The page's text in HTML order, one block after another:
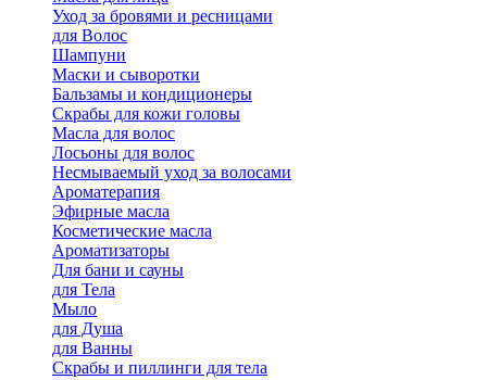
Уход за бровями и ресницами
для Волос
Шампуни
Маски и сыворотки
Бальзамы и кондиционеры
Скрабы для кожи головы
Масла для волос
Лосьоны для волос
Несмываемый уход за волосами
Ароматерапия
Эфирные масла
Косметические масла
Ароматизаторы
Для бани и сауны
для Тела
Мыло
для Душа
для Ванны
Скрабы и пиллинги для тела